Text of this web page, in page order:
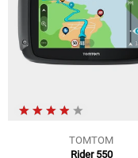
TOMTOM
Rider 550